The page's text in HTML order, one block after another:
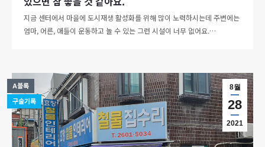
지금 센터에서 마을에 도시재생 활성화를 위해 많이 노력하시는데 주변에는
엄마, 어른, 애들이 운동하고 놀 수 있는 그런 시설이 너무 없어요.…
8월
28
2021
A블록
구술기록